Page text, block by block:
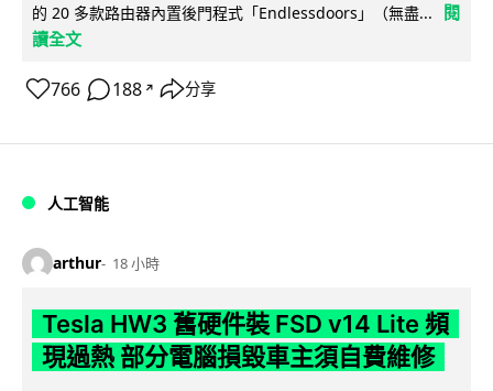
的 20 多款路由器內置後門程式「Endlessdoors」（無盡...
閱
讀全文
766 188 ↗ 分享
人工智能
arthur 18 小時
Tesla HW3 舊硬件裝 FSD v14 Lite 頻
現過熱 部分電腦損毀車主須自費維修